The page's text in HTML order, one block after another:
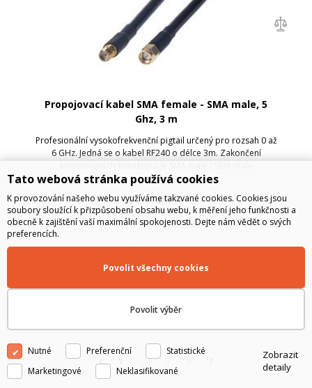
Propojovací kabel SMA female - SMA male, 5
Ghz, 3 m
Profesionální vysokofrekvenční pigtail určený pro rozsah 0 až
6 GHz. Jedná se o kabel RF240 o délce 3m. Zakončení
188Kč bez DPH
227Kč s DPH
...
Tato webová stránka používá cookies
K provozování našeho webu využíváme takzvané cookies. Cookies jsou
soubory sloužící k přizpůsobení obsahu webu, k měření jeho funkčnosti a
obecně k zajištění vaší maximální spokojenosti. Dejte nám vědět o svých
preferencích.
Povolit výběr
Povolit všechny cookies
Nutné Preferenční
Statistické
Marketingové
Neklasifikované
Zobrazit
detaily